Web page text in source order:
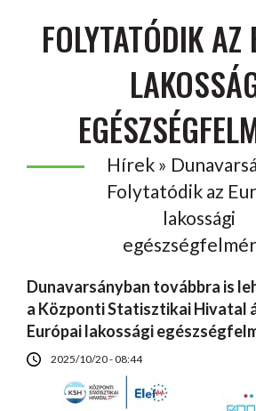
FOLYTATÓDIK AZ
Hírek »
Folytatódik az
lakossági
Dunavarsányban továbbra is
a Központi Statisztikai Hivatal
Európai lakossági
2025/10/20 - 08:44